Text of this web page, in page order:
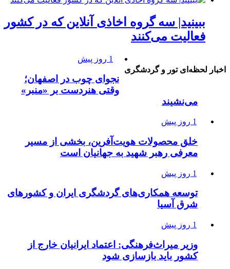
ببینید| سه گروه اخاذی آنلاین که در کشور
فعالیت می‌کنند
اخبار لحظه‌ای تور و گردشگری
1 روز پیش
نجوای چوب در اصفهان؛
وقتی هنردست بر «منبر»
می‌نشیند
1 روز پیش
خلق محصولات هویت‌آفرین، بخشی از مسیر
معرفی رهبر شهید به جهانیان است
1 روز پیش
توسعه همکاری‌های گردشگری ایران و کشورهای
شرق آسیا
1 روز پیش
وزیر میراث‌فرهنگی: اعتماد ایرانیان خارج از
کشور باید بازسازی شود